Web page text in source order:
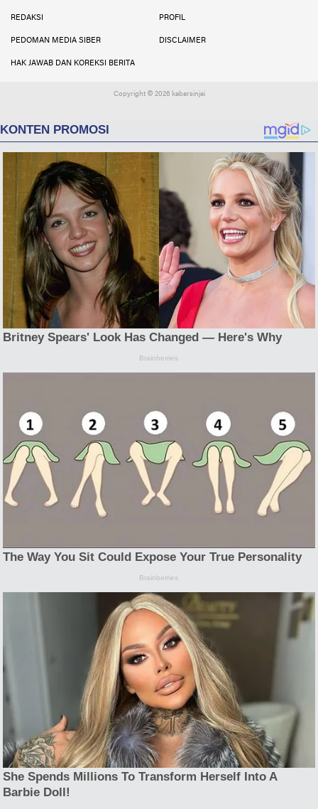
REDAKSI
PROFIL
PEDOMAN MEDIA SIBER DISCLAIMER
HAK JAWAB DAN KOREKSI BERITA
Copyright © 2026 kabarsinjai